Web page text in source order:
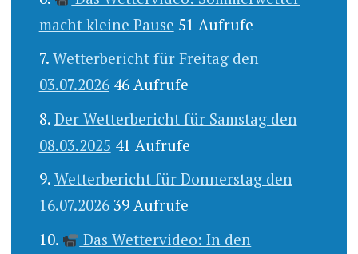
macht kleine Pause 51 Aufrufe
Wetterbericht für Freitag den
03.07.2026 46 Aufrufe
Der Wetterbericht für Samstag den
08.03.2025 41 Aufrufe
Wetterbericht für Donnerstag den
16.07.2026 39 Aufrufe
Das Wettervideo: In den